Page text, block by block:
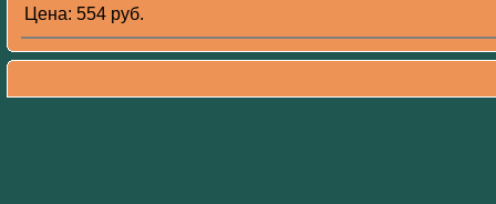
Цена: 554 pуб.